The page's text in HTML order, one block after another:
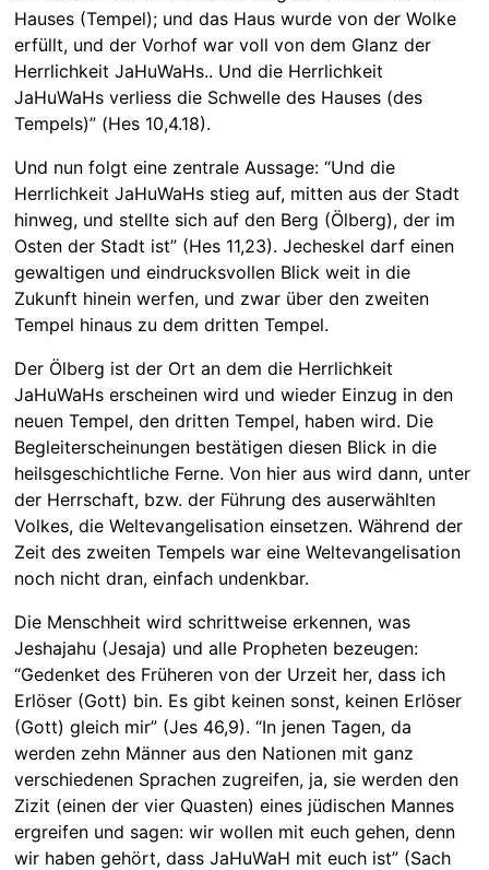
Hauses (Tempel); und das Haus wurde von der Wolke
erfüllt, und der Vorhof war voll von dem Glanz der
Herrlichkeit JaHuWaHs.. Und die Herrlichkeit
JaHuWaHs verliess die Schwelle des Hauses (des
Tempels)” (Hes 10,4.18).
Und nun folgt eine zentrale Aussage: “Und die
Herrlichkeit JaHuWaHs stieg auf, mitten aus der Stadt
hinweg, und stellte sich auf den Berg (Ölberg), der im
Osten der Stadt ist” (Hes 11,23). Jecheskel darf einen
gewaltigen und eindrucksvollen Blick weit in die
Zukunft hinein werfen, und zwar über den zweiten
Tempel hinaus zu dem dritten Tempel.
Der Ölberg ist der Ort an dem die Herrlichkeit
JaHuWaHs erscheinen wird und wieder Einzug in den
neuen Tempel, den dritten Tempel, haben wird. Die
Begleiterscheinungen bestätigen diesen Blick in die
heilsgeschichtliche Ferne. Von hier aus wird dann, unter
der Herrschaft, bzw. der Führung des auserwählten
Volkes, die Weltevangelisation einsetzen. Während der
Zeit des zweiten Tempels war eine Weltevangelisation
noch nicht dran, einfach undenkbar.
Die Menschheit wird schrittweise erkennen, was
Jeshajahu (Jesaja) und alle Propheten bezeugen:
“Gedenket des Früheren von der Urzeit her, dass ich
Erlöser (Gott) bin. Es gibt keinen sonst, keinen Erlöser
(Gott) gleich mir” (Jes 46,9). “In jenen Tagen, da
werden zehn Männer aus den Nationen mit ganz
verschiedenen Sprachen zugreifen, ja, sie werden den
Zizit (einen der vier Quasten) eines jüdischen Mannes
ergreifen und sagen: wir wollen mit euch gehen, denn
wir haben gehört, dass JaHuWaH mit euch ist” (Sach